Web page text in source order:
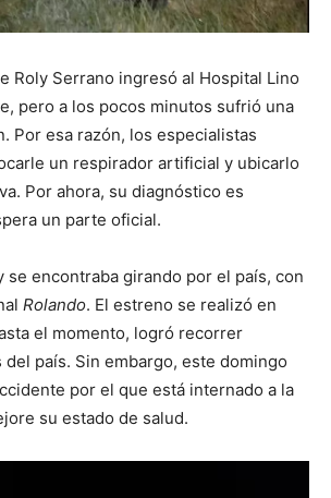
Roly Serrano ingresó al Hospital Lino
pero a los pocos minutos sufrió una
Por esa razón, los especialistas
un respirador artificial y ubicarlo
Por ahora, su diagnóstico es
un parte oficial.
se encontraba girando por el país, con
Rolando. El estreno se realizó en
el momento, logró recorrer
país. Sin embargo, este domingo
por el que está internado a la
su estado de salud.